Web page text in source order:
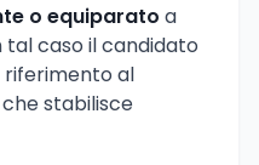
o equiparato a
tal caso il candidato
al
stabilisce